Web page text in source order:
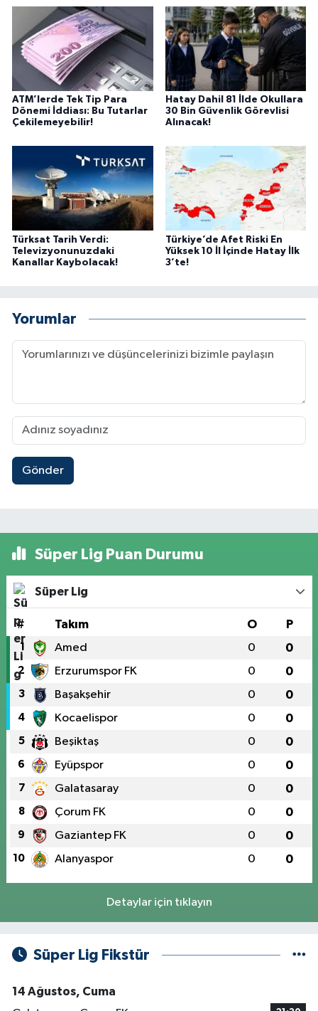
ATM’lerde Tek Tip Para
Dönemi İddiası: Bu Tutarlar
Çekilemeyebilir!
Hatay Dahil 81 İlde Okullara
30 Bin Güvenlik Görevlisi
Alınacak!
Türksat Tarih Verdi:
Televizyonunuzdaki
Kanallar Kaybolacak!
Türkiye’de Afet Riski En
Yüksek 10 İl İçinde Hatay İlk
3’te!
Yorumlar
Gönder
Süper Lig Puan Durumu
Süper Lig
# Takım O P
1 Amed 0 0
2 Erzurumspor FK 0 0
3 Başakşehir 0 0
4 Kocaelispor 0 0
5 Beşiktaş 0 0
6 Eyüpspor 0 0
7 Galatasaray 0 0
8 Çorum FK 0 0
9 Gaziantep FK 0 0
10 Alanyaspor 0 0
Detaylar için tıklayın
Süper Lig Fikstür
14 Ağustos, Cuma